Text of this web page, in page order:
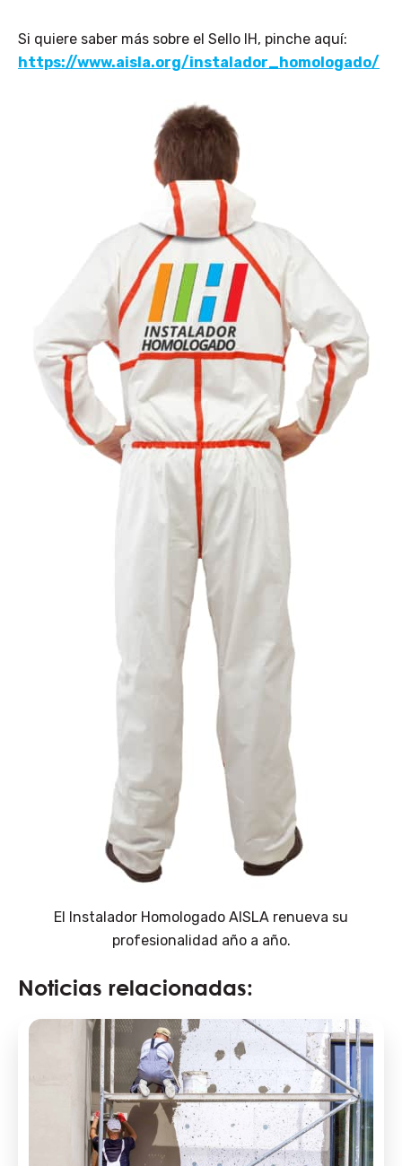
Si quiere saber más sobre el Sello IH, pinche aquí:
https://www.aisla.org/instalador_homologado/
El Instalador Homologado AISLA renueva su
profesionalidad año a año.
Noticias relacionadas: